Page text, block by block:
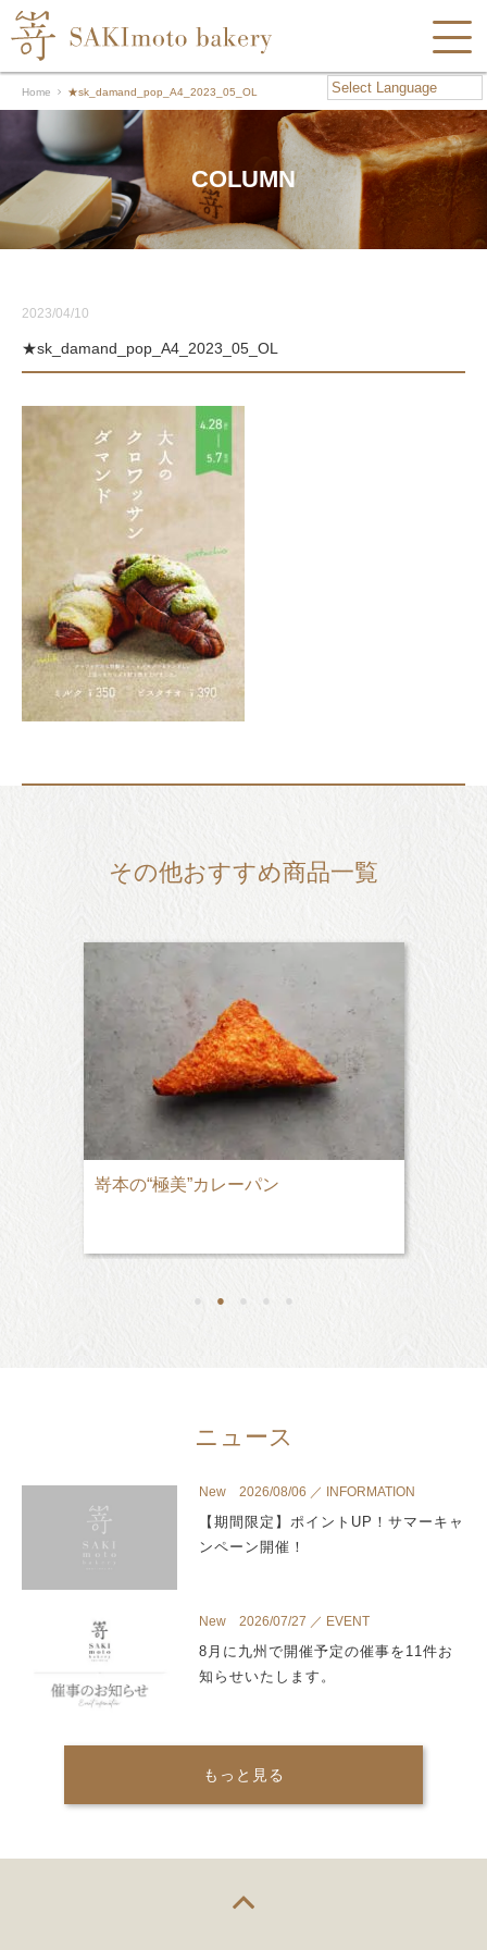
Home ★sk_damand_pop_A4_2023_05_OL
COLUMN
2023/04/10
★sk_damand_pop_A4_2023_05_OL
その他おすすめ商品一覧
嵜本の“極美”カレーパン
● ● ● ● ●
ニュース
New 2026/08/06 ／ INFORMATION
【期間限定】ポイントUP！サマーキャ
ンペーン開催！
New 2026/07/27 ／ EVENT
8月に九州で開催予定の催事を11件お
知らせいたします。
もっと見る